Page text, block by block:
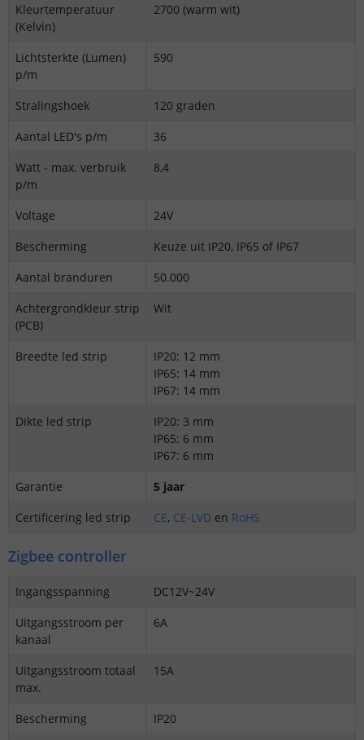
Kleurtemperatuur
(Kelvin)
2700 (warm wit)
Lichtsterkte (Lumen)
p/m
590
Stralingshoek
120 graden
Aantal LED's p/m
36
Watt - max. verbruik
p/m
8,4
Voltage
24V
Bescherming
Keuze uit IP20, IP65 of IP67
Aantal branduren
50.000
Achtergrondkleur strip
(PCB)
Wit
Breedte led strip
IP20: 12 mm
IP65: 14 mm
IP67: 14 mm
Dikte led strip
IP20: 3 mm
IP65: 6 mm
IP67: 6 mm
Garantie
5 jaar
Certificering led strip
CE, CE-LVD en RoHS
Zigbee controller
Ingangsspanning
DC12V~24V
Uitgangsstroom per
kanaal
6A
Uitgangsstroom totaal
max.
15A
Bescherming
IP20